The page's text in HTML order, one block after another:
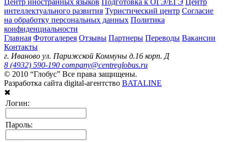
Центр иностранных языков Подготовка к ОГЭ/ЕГЭ Центр
интеллектуального развития Туристический центр Согласие
на обработку персональных данных Политика
конфиденциальности
Главная Фотогалерея Отзывы Партнеры Переводы Вакансии
Контакты
г. Иваново ул. Парижской Коммуны д.16 корп. Д
8 (4932) 590-190 company@centreglobus.ru
© 2010 “Глобус” Все права защищены.
Разработка сайта digital-агентство BATALINE
✖
Логин:
Пароль: